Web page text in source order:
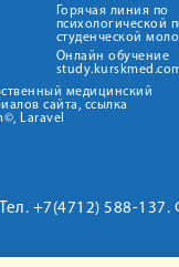
Горячая линия по
психологической
студенческой
Онлайн обучение
медицинский
сайта, ссылка
Laravel
+7(4712) 588-